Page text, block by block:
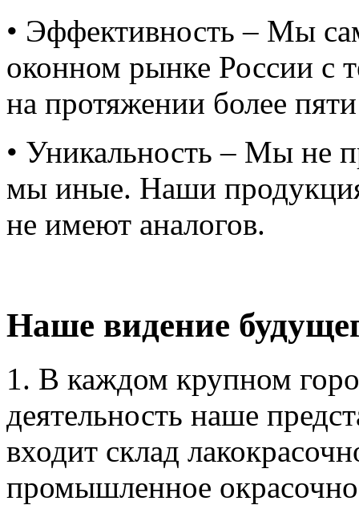
• Эффективность – Мы
оконном рынке России с
на протяжении более пяти
• Уникальность – Мы не
мы иные. Наши
не имеют аналогов.
Наше видение
1. В каждом крупном
деятельность наше
входит склад
промышленное